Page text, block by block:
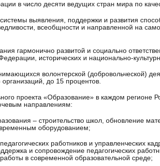
в число десяти ведущих стран мира по
выявления, поддержки и развития
всеобщности и направленной на
гармонично развитой и социально
исторических и национально-
волонтерской (добровольческой)
до 15 процентов.
проекта «Образование» в каждом регионе
направлениям:
– строительство школ, обновление
оборудованием;
работников и управленческих
и сопровождение педагогических
в современной образовательной среде;